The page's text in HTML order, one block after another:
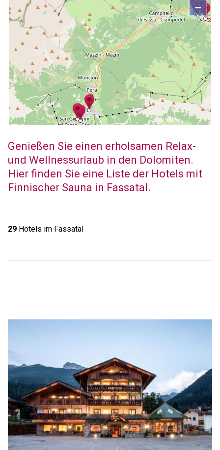
−
Genießen Sie einen erholsamen Relax-
und Wellnessurlaub in den Dolomiten.
Hier finden Sie eine Liste der Hotels mit
Finnischer Sauna in Fassatal.
29Hotels im Fassatal